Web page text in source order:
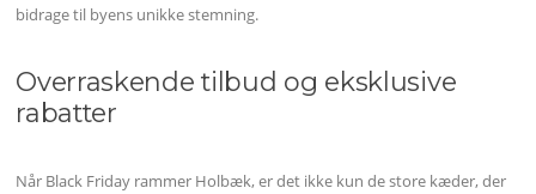
bidrage til byens unikke stemning.
Overraskende tilbud og eksklusive
rabatter
Når Black Friday rammer Holbæk, er det ikke kun de store kæder, der